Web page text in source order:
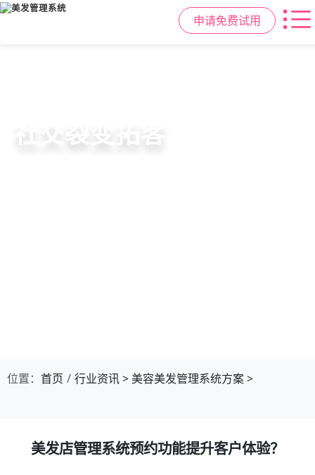
申请免费试用
美容美发管理系统
高效管理店务
社交裂变拓客
小程序商城
位置： 首页 行业资讯>美容美发管理系统方案>
美发店管理系统预约功能提升客户体验？